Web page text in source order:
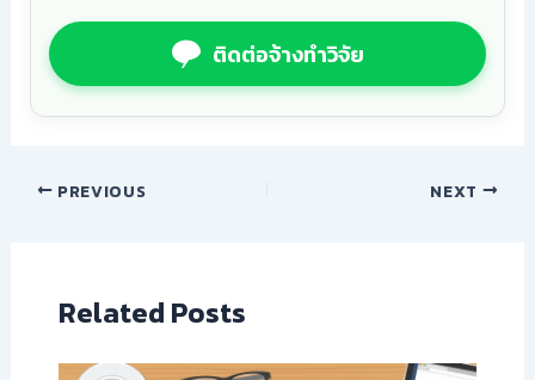
ติดต่อจ้างทำวิจัย
PREVIOUS NEXT
Related Posts